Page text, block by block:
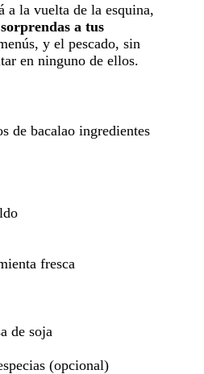
a la vuelta de la esquina,
a tus
y el pescado, sin
en ninguno de ellos.
fresca
de soja
(opcional)